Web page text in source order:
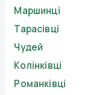
Маршинці
Тарасівці
Чудей
Колінківці
Романківці